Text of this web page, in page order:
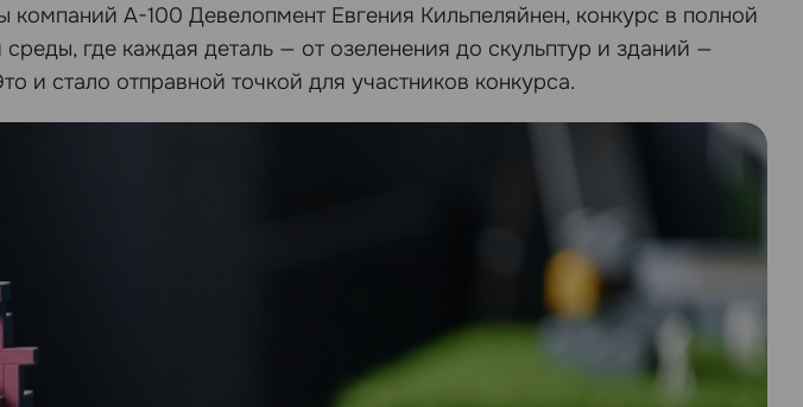
компаний А-100 Девелопмент Евгения Кильпеляйнен, конкурс в полной
где каждая деталь — от озеленения до скульптур и зданий —
и стало отправной точкой для участников конкурса.